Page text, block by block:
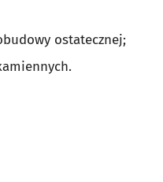
ostatecznej;